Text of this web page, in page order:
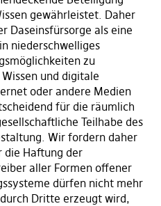
gewährleistet. Daher
Daseinsfürsorge als eine
niederschwelliges
zu
und digitale
oder andere Medien
für die räumlich
Teilhabe des
Wir fordern daher
die Haftung der
aller Formen offener
dürfen nicht mehr
Dritte erzeugt wird,